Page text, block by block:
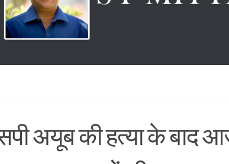
अयूब की हत्या के